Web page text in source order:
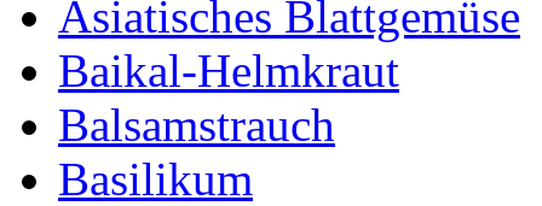
Asiatisches Blattgemüse
Baikal-Helmkraut
Balsamstrauch
Basilikum